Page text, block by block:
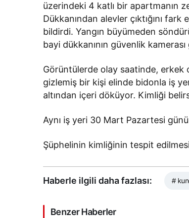
üzerindeki 4 katlı bir apartmanın
Dükkanından alevler çıktığını
bildirdi. Yangın büyümeden
bayi dükkanının güvenlik
Görüntülerde olay saatinde, erkek
gizlemiş bir kişi elinde bidonla iş
altından içeri döküyor. Kimliği
Aynı iş yeri 30 Mart Pazartesi
Şüphelinin kimliğinin tespit
Haberle ilgili daha fazlası: #
Benzer Haberler